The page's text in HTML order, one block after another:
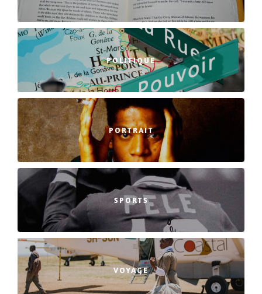
POLITIQUE
PORTRAIT
SPORTS
VOYAGE